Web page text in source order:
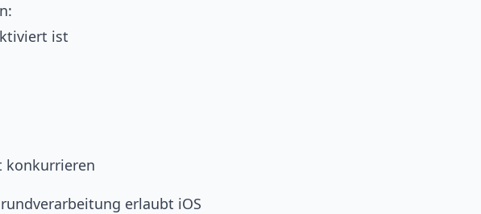
ist
konkurrieren
erlaubt iOS